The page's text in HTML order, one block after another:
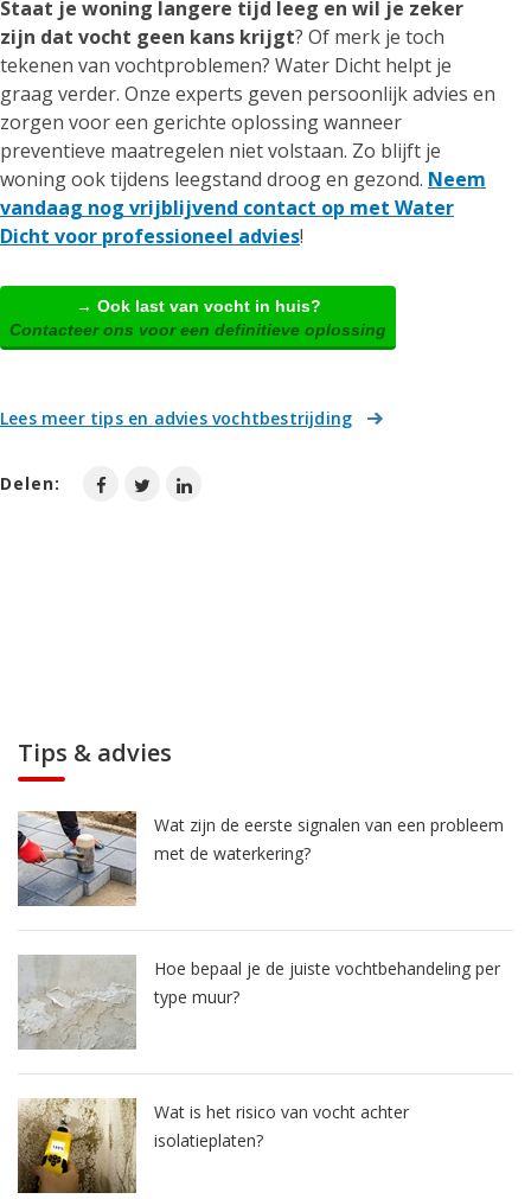
Staat je woning langere tijd leeg en wil je zeker
zijn dat vocht geen kans krijgt? Of merk je toch
tekenen van vochtproblemen? Water Dicht helpt je
graag verder. Onze experts geven persoonlijk advies en
zorgen voor een gerichte oplossing wanneer
preventieve maatregelen niet volstaan. Zo blijft je
woning ook tijdens leegstand droog en gezond. Neem
vandaag nog vrijblijvend contact op met Water
Dicht voor professioneel advies!
→ Ook last van vocht in huis?
Contacteer ons voor een definitieve oplossing
Lees meer tips en advies vochtbestrijding
Delen:
Tips & advies
Wat zijn de eerste signalen van een probleem
met de waterkering?
Hoe bepaal je de juiste vochtbehandeling per
type muur?
Wat is het risico van vocht achter
isolatieplaten?